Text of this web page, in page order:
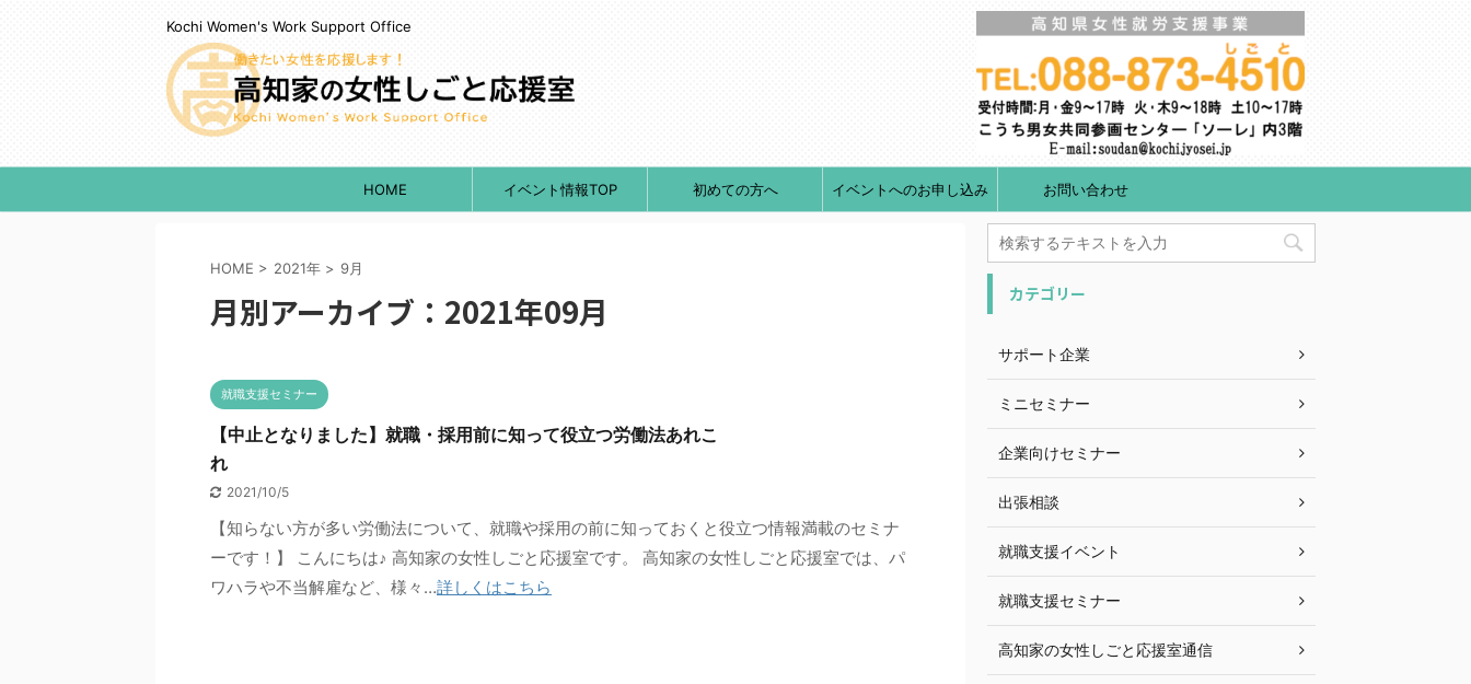
Kochi Women's Work Support Office
HOME イベント情報TOP 初めての方へ イベントへのお申し込み お問い合わせ
HOME > 2021年 > 9月
月別アーカイブ：2021年09月
就職支援セミナー
【中止となりました】就職・採用前に知って役立つ労働法あれこ
れ
2021/10/5
【知らない方が多い労働法について、就職や採用の前に知っておくと役立つ情報満載のセミナ
ーです！】 こんにちは♪ 高知家の女性しごと応援室です。 高知家の女性しごと応援室では、パ
ワハラや不当解雇など、様々…詳しくはこちら
カテゴリー
サポート企業
ミニセミナー
企業向けセミナー
出張相談
就職支援イベント
就職支援セミナー
高知家の女性しごと応援室通信